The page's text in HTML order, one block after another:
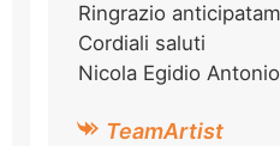
Ringrazio
Cordiali saluti
Nicola Egidio
TeamArtist